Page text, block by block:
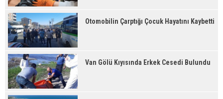
Otomobilin Çarptığı Çocuk Hayatını Kaybetti
Van Gölü Kıyısında Erkek Cesedi Bulundu